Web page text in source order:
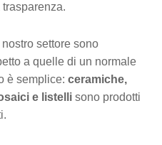
settore sono
a quelle di un normale
è semplice: ceramiche,
e listelli sono prodotti